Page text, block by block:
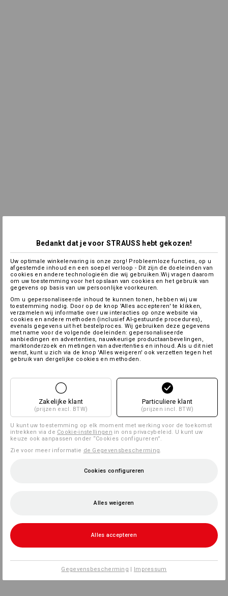
Bedankt dat je voor STRAUSS hebt gekozen!
Uw optimale winkelervaring is onze zorg! Probleemloze functies, op u
afgestemde inhoud en een soepel verloop - Dit zijn de doeleinden van
cookies en andere technologieën die wij gebruiken.Wij vragen daarom
om uw toestemming voor het opslaan van cookies en het gebruik van
gegevens op basis van uw persoonlijke voorkeuren.
Om u gepersonaliseerde inhoud te kunnen tonen, hebben wij uw
toestemming nodig. Door op de knop 'Alles accepteren' te klikken,
verzamelen wij informatie over uw interacties op onze website via
cookies en andere methoden (inclusief AI-gestuurde procedures),
evenals gegevens uit het bestelproces. Wij gebruiken deze gegevens
met name voor de volgende doeleinden: gepersonaliseerde
aanbiedingen en advertenties, nauwkeurige productaanbevelingen,
marktonderzoek en metingen van advertenties en inhoud. Als u dit niet
wenst, kunt u zich via de knop 'Alles weigeren' ook verzetten tegen het
gebruik van dergelijke cookies en methoden.
Zakelijke klant
(prijzen excl. BTW)
Particuliere klant
(prijzen incl. BTW)
U kunt uw toestemming op elk moment met werking voor de toekomst
intrekken via de Cookie-instellingen in ons privacybeleid. U kunt uw
keuze ook aanpassen onder “Cookies configureren”.
Zie voor meer informatie de Gegevensbescherming
Cookies configureren
Alles weigeren
Alles accepteren
Gegevensbescherming | Impressum